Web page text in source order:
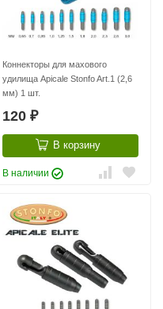
Коннекторы для махового
удилища Apicale Stonfo Art.1 (2,6
мм) 1 шт.
120 ₽
В корзину
В наличии